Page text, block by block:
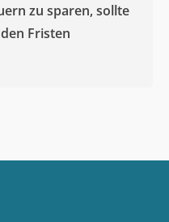
zu sparen, sollte
Fristen